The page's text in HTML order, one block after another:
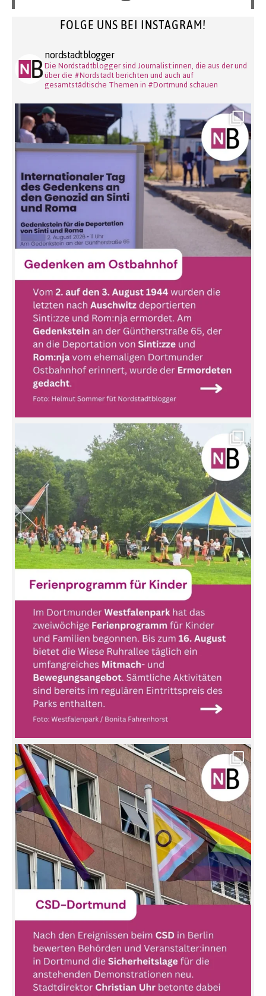
FOLGE UNS BEI INSTAGRAM!
nordstadtblogger
Die Nordstadtblogger sind Journalist:innen, die aus der und
über die #Nordstadt berichten und auch auf
gesamtstädtische Themen in #Dortmund schauen